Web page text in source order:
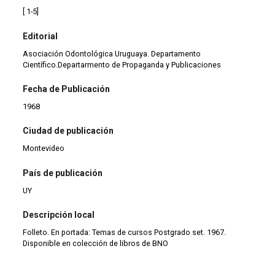
[ 1-5]
Editorial
Asociación Odontológica Uruguaya. Departamento
Científico.Departarmento de Propaganda y Publicaciones
Fecha de Publicación
1968
Ciudad de publicación
Montevideo
País de publicación
UY
Descripción local
Folleto. En portada: Temas de cursos Postgrado set. 1967.
Disponible en colección de libros de BNO